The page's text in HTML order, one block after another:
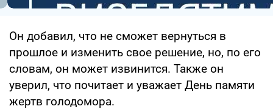
Он добавил, что не сможет вернуться в
прошлое и изменить свое решение, но, по его
словам, он может извинится. Также он
уверил, что почитает и уважает День памяти
жертв голодомора.